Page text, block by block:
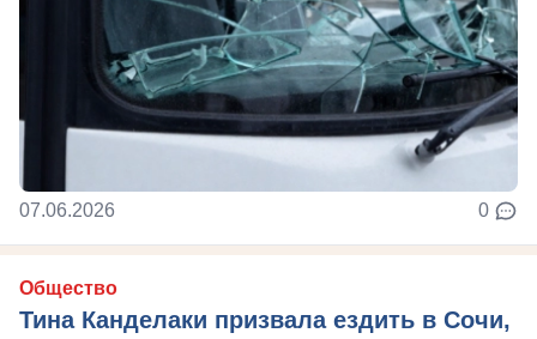
07.06.2026 0
Общество
Тина Канделаки призвала ездить в Сочи,